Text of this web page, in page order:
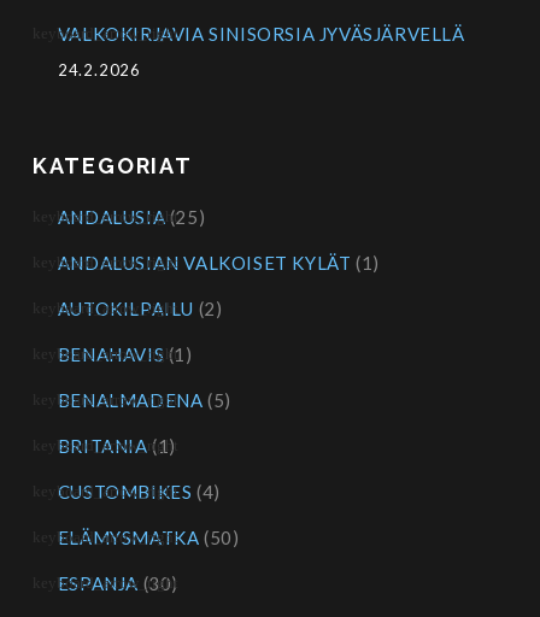
VALKOKIRJAVIA SINISORSIA JYVÄSJÄRVELLÄ
24.2.2026
KATEGORIAT
ANDALUSIA (25)
ANDALUSIAN VALKOISET KYLÄT (1)
AUTOKILPAILU (2)
BENAHAVIS (1)
BENALMADENA (5)
BRITANIA (1)
CUSTOMBIKES (4)
ELÄMYSMATKA (50)
ESPANJA (30)